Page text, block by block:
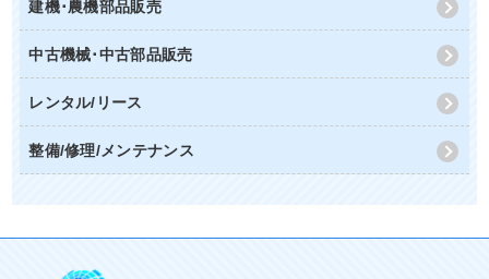
建機･農機部品販売
中古機械･中古部品販売
レンタル/リース
整備/修理/メンテナンス